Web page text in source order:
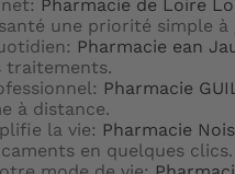
Pharmacie de Loire
une priorité simple à
Pharmacie ean
traitements.
Pharmacie
à distance.
la vie: Pharmacie
en quelques clics.